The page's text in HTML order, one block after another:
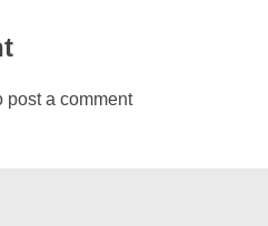
post a comment